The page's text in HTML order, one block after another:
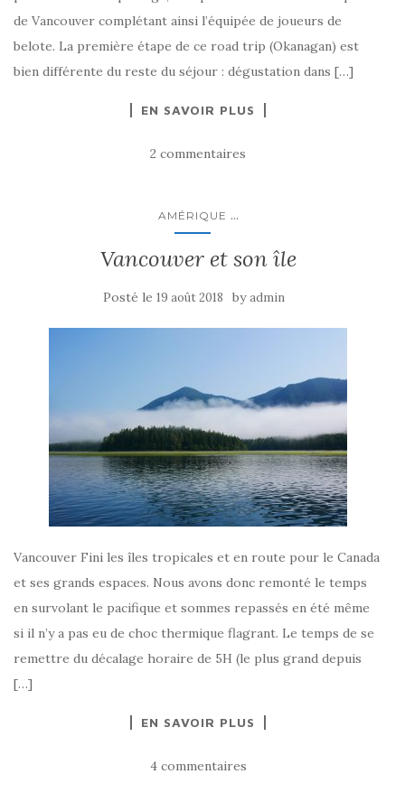
de Vancouver complétant ainsi l’équipée de joueurs de
belote. La première étape de ce road trip (Okanagan) est
bien différente du reste du séjour : dégustation dans […]
EN SAVOIR PLUS
2 commentaires
AMÉRIQUE ...
Vancouver et son île
Posté le 19 août 2018 byadmin
Vancouver Fini les îles tropicales et en route pour le Canada
et ses grands espaces. Nous avons donc remonté le temps
en survolant le pacifique et sommes repassés en été même
si il n’y a pas eu de choc thermique flagrant. Le temps de se
remettre du décalage horaire de 5H (le plus grand depuis
[…]
EN SAVOIR PLUS
4 commentaires